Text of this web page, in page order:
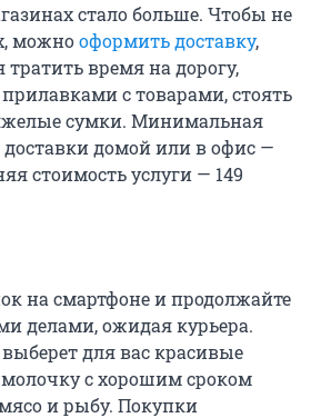
стало больше. Чтобы не
можнооформить доставку,
тратить время на дорогу,
с товарами, стоять
сумки. Минимальная
доставки домой или в офис —
стоимость услуги — 149
на смартфоне и продолжайте
делами, ожидая курьера.
для вас красивые
с хорошим сроком
и рыбу. Покупки